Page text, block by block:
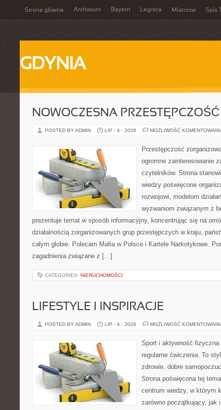
Strona główna Archiwum Bayern Legnica Mistrzów Spis
GDYNIA
NOWOCZESNA PRZESTĘPCZOŚĆ
POSTED BY ADMIN LIP - 4 - 2026 MOŻLIWOŚĆ
Przestępczość
ogromne zainteresowanie
czytelników. Strona
wiedzy poświęcone
rozwojowi, modelom
wyzwaniom związanym z
prezentuje temat w sposób informacyjny, koncentrując się na
działalnością zorganizowanych grup przestępczych w kraju,
całym globie. Polecam Mafia w Polsce i Kartele Narkotykowe.
zagadnienia związane z […]
CATEGORIES: NIERUCHOMOŚCI
LIFESTYLE I INSPIRACJE
POSTED BY ADMIN LIP - 4 - 2026 MOŻLIWOŚĆ
Sport i aktywność
regularne ćwiczenia. To
zdrowie, dobre
Strona poświęcona tej
centrum wiedzy, w którym
zarówno początkujący, jak